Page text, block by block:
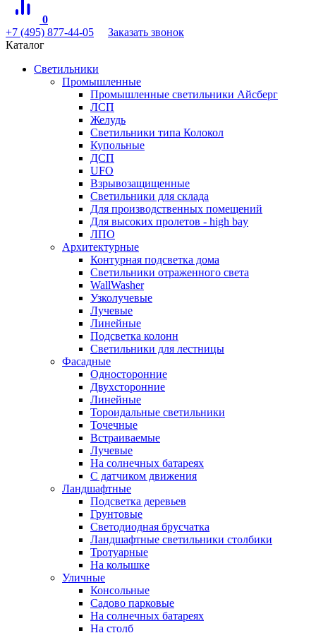
0
+7 (495) 877-44-05
Заказать звонок
Каталог
Светильники
Промышленные
Промышленные светильники Айсберг
ЛСП
Желудь
Светильники типа Колокол
Купольные
ДСП
UFO
Взрывозащищенные
Светильники для склада
Для производственных помещений
Для высоких пролетов - high bay
ЛПО
Архитектурные
Контурная подсветка дома
Светильники отраженного света
WallWasher
Узколучевые
Лучевые
Линейные
Подсветка колонн
Светильники для лестницы
Фасадные
Односторонние
Двухсторонние
Линейные
Тороидальные светильники
Точечные
Встраиваемые
Лучевые
На солнечных батареях
С датчиком движения
Ландшафтные
Подсветка деревьев
Грунтовые
Светодиодная брусчатка
Ландшафтные светильники столбики
Тротуарные
На колышке
Уличные
Консольные
Садово парковые
На солнечных батареях
На столб